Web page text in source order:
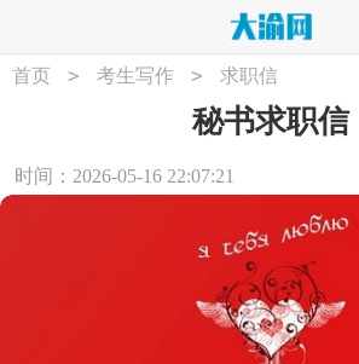
首页 > 考生写作 > 求职信
秘书求职信
时间：2026-05-16 22:07:21